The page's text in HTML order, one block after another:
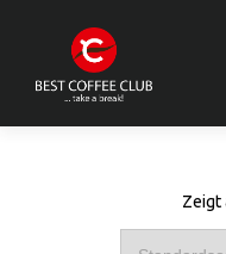
Zeigt